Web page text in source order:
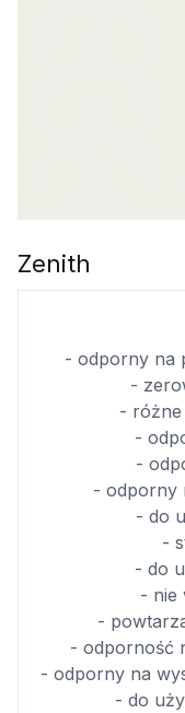
Zenith
- odporny na
-
-
-
-
- odporny
- do
-
- do
- nie
-
- odporność
- odporny na
- do